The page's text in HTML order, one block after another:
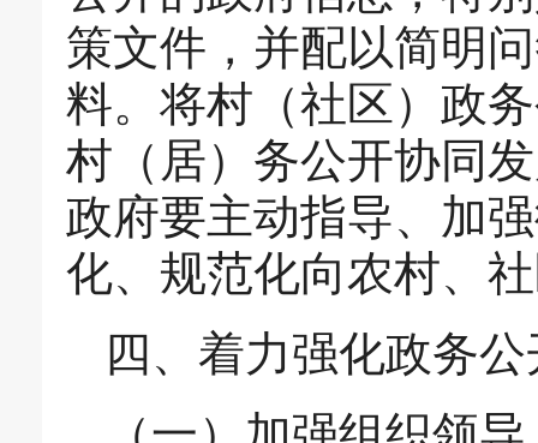
策文件，并配以简明
料。将村（社区）政
村（居）务公开协同
政府要主动指导、加
化、规范化向农村、
四、着力强化政务